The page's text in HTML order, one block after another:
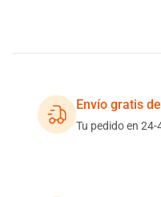
Envío gratis
Tu pedido en 24-